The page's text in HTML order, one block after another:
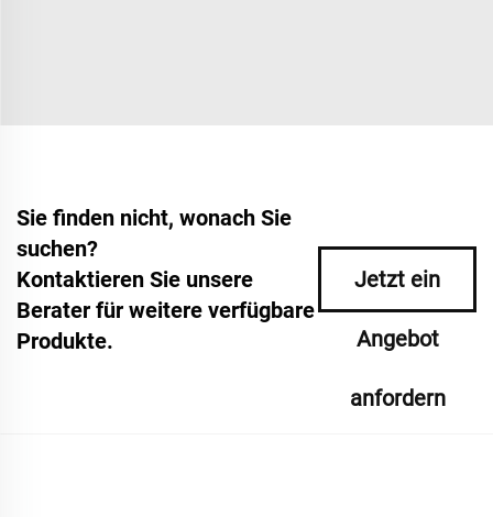
Sie finden nicht, wonach Sie
suchen?
Kontaktieren Sie unsere
Berater für weitere verfügbare
Produkte.
Jetzt ein
Angebot
anfordern